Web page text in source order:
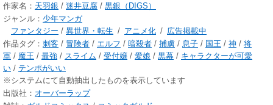
作家名： 天羽銀 / 迷井豆腐 / 黒銀（DIGS）
ジャンル： 少年マンガ
ファンタジー / 異世界・転生 / アニメ化 / 広告掲載中
作品タグ： 刺客 / 冒険者 / エルフ / 暗殺者 / 捕虜 / 息子 / 国王 / 神 / 将
軍 / 魔王 / 最強 / スライム / 受付嬢 / 愛娘 / 黒幕 / キャラクターが可愛
い / テンポがいい
※システムにて自動抽出したものを表示しています
出版社： オーバーラップ